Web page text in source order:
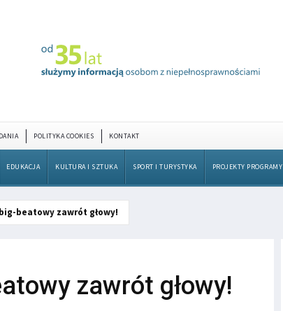
POLITYKA COOKIES KONTAKT
EDUKACJA KULTURA I SZTUKA SPORT I TURYSTYKA PROJEKTY PROGRAMY
beatowy zawrót głowy!
zawrót głowy!